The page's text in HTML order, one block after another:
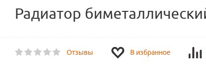
Радиатор
Отзывы В избранное